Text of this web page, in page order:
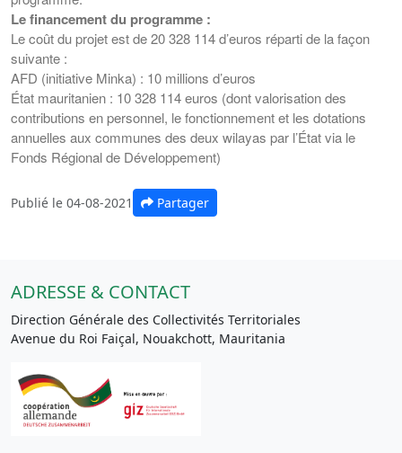
Le financement du programme :
Le coût du projet est de 20 328 114 d’euros réparti de la façon
suivante :
AFD (initiative Minka) : 10 millions d’euros
État mauritanien : 10 328 114 euros (dont valorisation des
contributions en personnel, le fonctionnement et les dotations
annuelles aux communes des deux wilayas par l’État via le
Fonds Régional de Développement)
Publié le 04-08-2021 Partager
ADRESSE & CONTACT
Direction Générale des Collectivités Territoriales
Avenue du Roi Faiçal, Nouakchott, Mauritania